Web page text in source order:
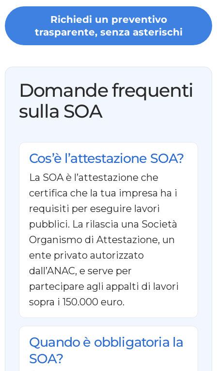
Richiedi un preventivo
trasparente, senza asterischi
Domande frequenti
sulla SOA
Cos’è l’attestazione SOA?
La SOA è l’attestazione che
certifica che la tua impresa ha i
requisiti per eseguire lavori
pubblici. La rilascia una Società
Organismo di Attestazione, un
ente privato autorizzato
dall’ANAC, e serve per
partecipare agli appalti di lavori
sopra i 150.000 euro.
Quando è obbligatoria la
SOA?